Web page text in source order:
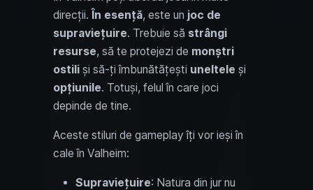
direcții. În esență, este un joc de
supraviețuire. Trebuie să strângi
resurse, să te protejezi de monștri
ostili și să-ți îmbunătățești uneltele și
opțiunile. Totuși, felul în care joci
depinde de tine.
Aceste stiluri de gameplay îți vor ieși în
cale în Valheim:
Supraviețuire: Natura din jur nu